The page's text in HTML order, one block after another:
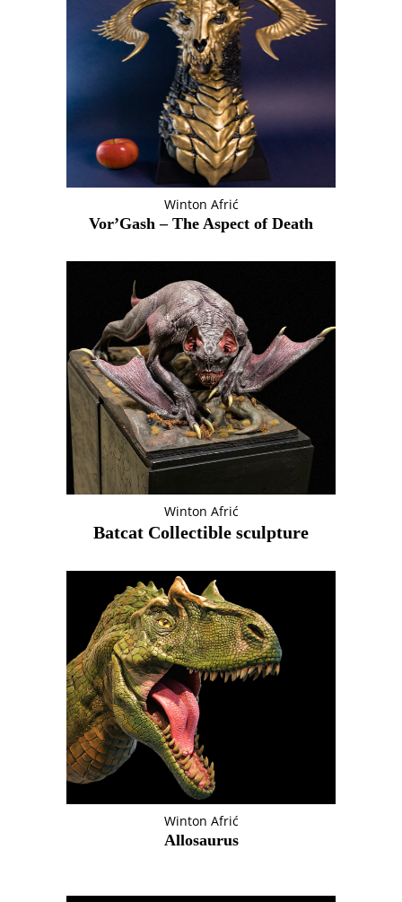
Winton Afrić
Vor’Gash – The Aspect of Death
Winton Afrić
Batcat Collectible sculpture
Winton Afrić
Allosaurus